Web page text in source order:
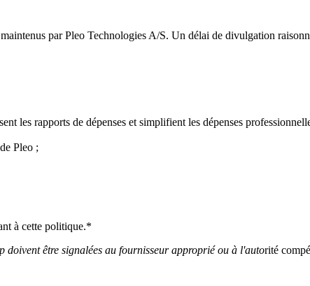
par Pleo Technologies A/S. Un délai de divulgation
les rapports de dépenses et simplifient les dépenses
Pleo ;
à cette politique.*
doivent être signalées au fournisseur approprié ou à l'autorité